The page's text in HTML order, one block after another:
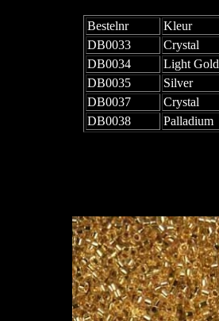
Bestelnr
Kleur
DB0033
Crystal
DB0034
Light Gold
DB0035
Silver
DB0037
Crystal
DB0038
Palladium